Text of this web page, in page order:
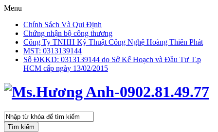
Menu
Chính Sách Và Qui Định
Chứng nhận bộ công thương
Công Ty TNHH Kỹ Thuật Công Nghệ Hoàng Thiên Phát
MST: 0313139144
Số ĐKKD: 0313139144 do Sở Kế Hoạch và Đầu Tư T.p
HCM cấp ngày 13/02/2015
Tìm kiếm